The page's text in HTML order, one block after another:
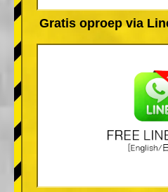
Gratis oproep via